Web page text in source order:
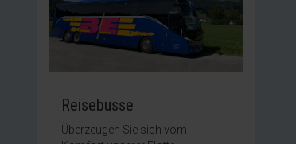
Reisebusse
Überzeugen Sie sich vom